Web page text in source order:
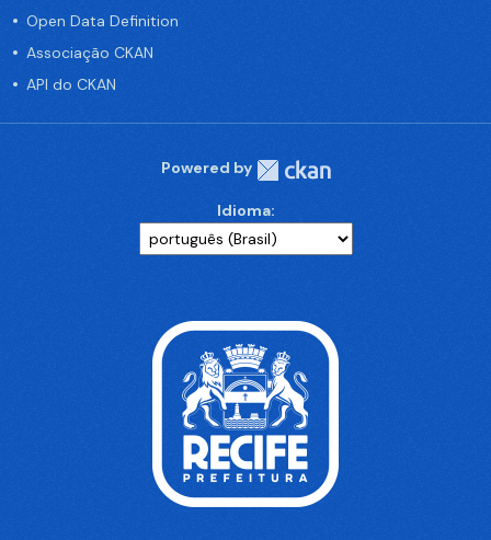
Open Data Definition
Associação CKAN
API do CKAN
Powered by
Idioma